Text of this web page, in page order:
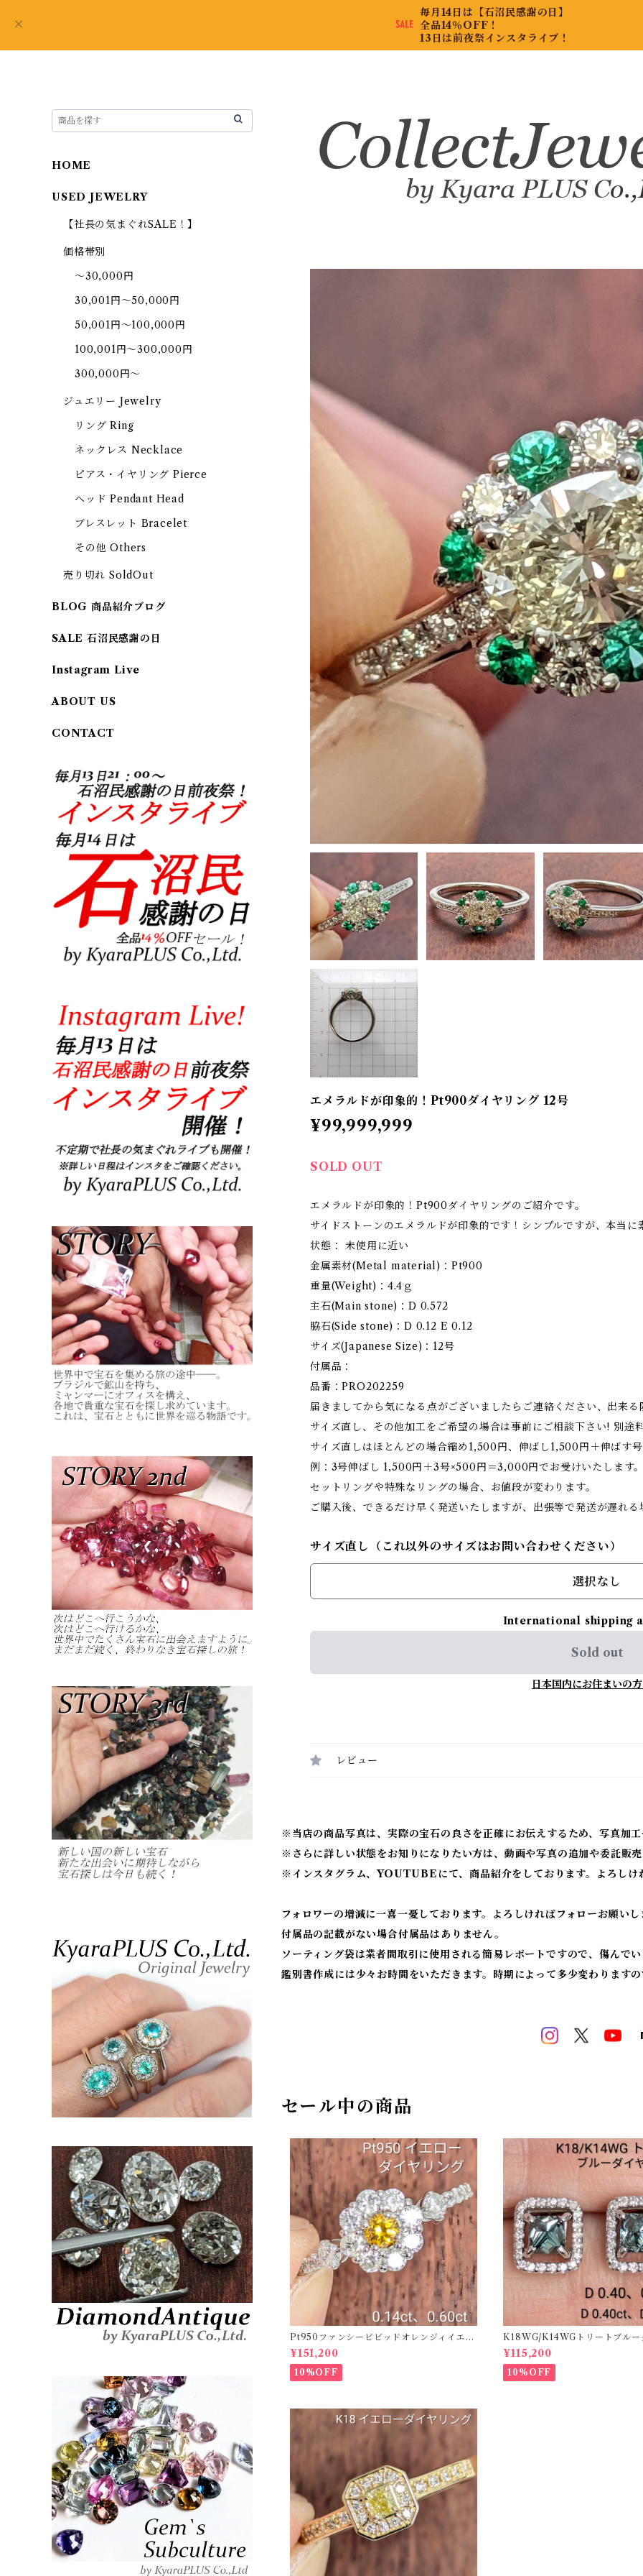
毎月14日は【石沼民感謝の日】
全品14％OFF！
13日は前夜祭インスタライブ！
エメラルドが印象的！Pt900ダイヤリング 12号
¥99,999,999
SOLD OUT
エメラルドが印象的！Pt900ダイヤリングのご紹介です。
サイドストーンのエメラルドが印象的です！シンプルですが、本当に
状態： 未使用に近い
金属素材(Metal material)：Pt900
重量(Weight)：4.4ｇ
主石(Main stone)：D 0.572
脇石(Side stone)：D 0.12 E 0.12
サイズ(Japanese Size)：12号
付属品：
品番：PRO202259
届きましてから気になる点がございましたらご連絡ください、出来る
サイズ直し、その他加工をご希望の場合は事前にご相談下さい! 別途
サイズ直しはほとんどの場合縮め1,500円、伸ばし1,500円＋伸ばす
例：3号伸ばし 1,500円＋3号×500円＝3,000円でお受けいたします。
セットリングや特殊なリングの場合、お値段が変わります。
ご購入後、できるだけ早く発送いたしますが、出張等で発送が遅れる
サイズ直し（これ以外のサイズはお問い合わせください）
選択なし
International shipping
Sold out
日本国内にお住まいの
レビュー
※当店の商品写真は、実際の宝石の良さを正確にお伝えするため、写真加
※ さらに詳しい状態をお知りになりたい方は、動画や写真の追加や委託販
※ インスタグラム、YOUTUBEにて、商品紹介をしております。よろしけ
フォロワーの増減に一喜一憂しております。よろしければフォローお願い
付属品の記載がない場合付属品はありません。
ソーティング袋は業者間取引に使用される簡易レポートですので、傷んでい
鑑別書作成には少々お時間をいただきます。時期によって多少変わります
セール中の商品
Pt950ファンシービビッドオレンジィイエロ
ーダイヤリング D 0.144ct D 0.60ct【PRO
208782】
¥151,200
10%OFF
K18WG/K14WGトリートブルー
ス 【PRO208939】
¥115,200
10%OFF
HOME
USED JEWELRY
【社長の気まぐれSALE！】
価格帯別
～30,000円
30,001円～50,000円
50,001円～100,000円
100,001円～300,000円
300,000円～
ジュエリー Jewelry
リング Ring
ネックレス Necklace
ピアス・イヤリング Pierce
ヘッド Pendant Head
ブレスレット Bracelet
その他 Others
売り切れ SoldOut
BLOG 商品紹介ブログ
SALE 石沼民感謝の日
Instagram Live
ABOUT US
CONTACT